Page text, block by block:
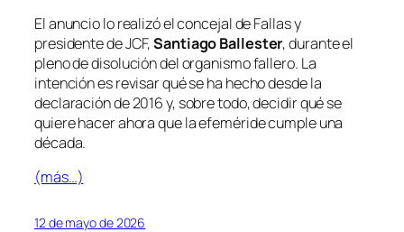
El anuncio lo realizó el concejal de Fallas y
presidente de JCF,Santiago Ballester, durante el
pleno de disolución del organismo fallero. La
intención es revisar qué se ha hecho desde la
declaración de 2016 y, sobre todo, decidir qué se
quiere hacer ahora que la efeméride cumple una
década.
(más…)
12 de mayo de 2026